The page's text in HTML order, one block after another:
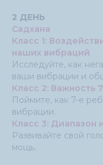
2 ДЕНЬ
Садхана
Класс 1:
наших вибраций
Исследуйте, как
ваши вибрации и
Класс 2: Важность
Поймите, как 7-е
вибрации.
Класс 3: Диапазон
Развивайте свой
мощь.